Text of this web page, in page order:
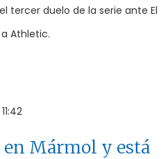
tercer duelo de la serie ante El
Athletic.
Mármol y está